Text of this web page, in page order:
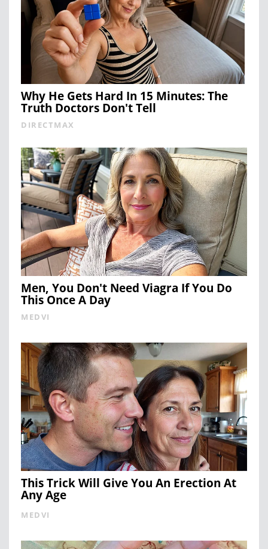
Why He Gets Hard In 15 Minutes: The
Truth Doctors Don't Tell
DIRECTMAX
Men, You Don't Need Viagra If You Do
This Once A Day
MEDVI
This Trick Will Give You An Erection At
Any Age
MEDVI